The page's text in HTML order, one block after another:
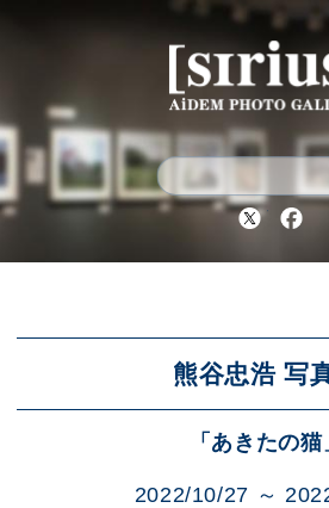
Twitter
熊谷忠浩 写
「あきたの猫
2022/10/27 ～
シリウスについて
展示スケジュール